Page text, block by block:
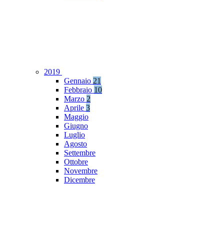
2019
Gennaio 21
Febbraio 10
Marzo 2
Aprile 3
Maggio
Giugno
Luglio
Agosto
Settembre
Ottobre
Novembre
Dicembre